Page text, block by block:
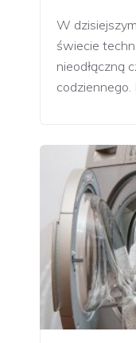
W
świecie
nieodłączną
codziennego.